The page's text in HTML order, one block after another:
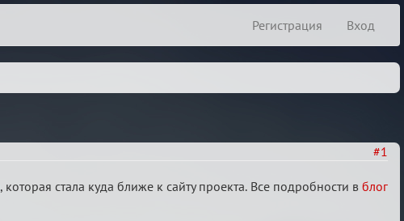
Регистрация Вход
#1
, которая стала куда ближе к сайту проекта. Все подробности в блог